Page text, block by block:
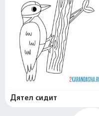
Дятел сидит